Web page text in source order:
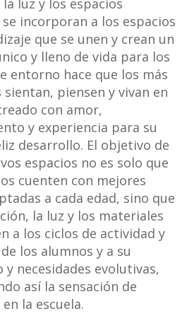
luz y los espacios
incorporan a los espacios
que se unen y crean un
y lleno de vida para los
entorno hace que los más
sientan, piensen y vivan en
con amor,
y experiencia para su
desarrollo. El objetivo de
espacios no es solo que
cuenten con mejores
a cada edad, sino que
la luz y los materiales
a los ciclos de actividad y
los alumnos y a su
y necesidades evolutivas,
así la sensación de
la escuela.